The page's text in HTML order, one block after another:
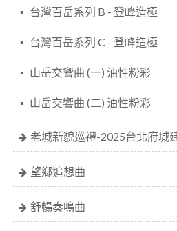
台灣百岳系列 B - 登峰造極
台灣百岳系列 C - 登峰造極
山岳交響曲 (一) 油性粉彩
山岳交響曲 (二) 油性粉彩
老城新貌巡禮-2025台北府城
望鄉追想曲
舒暢奏鳴曲